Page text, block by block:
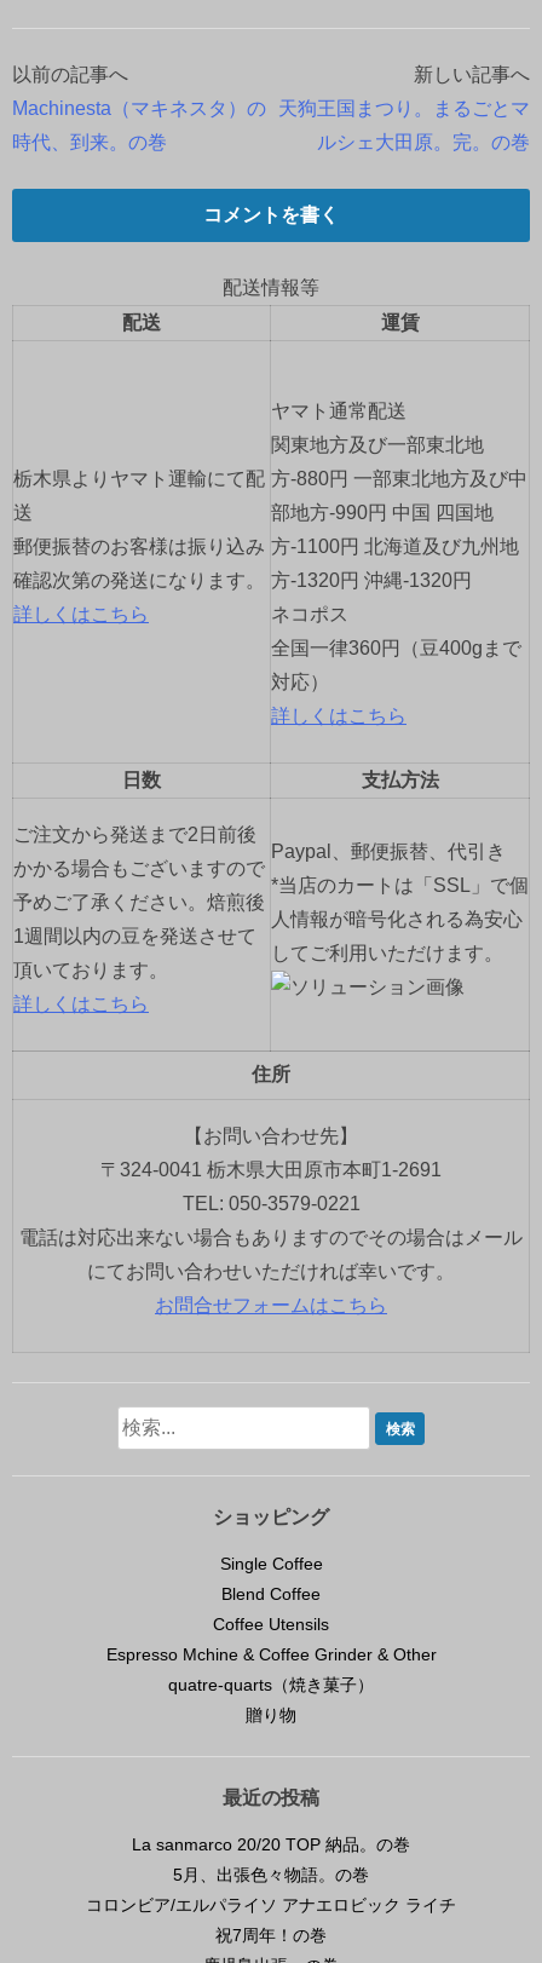
投
稿
ナ
ビ
ー
ン
以前の記事へ
Machinesta（マキネスタ）の
時代、到来。の巻
新しい記事へ
天狗王国まつり。まるごとマ
ルシェ大田原。完。の巻
コメントを書く
配送情報等
配送
運賃
栃木県よりヤマト運輸にて配
送
郵便振替のお客様は振り込み
確認次第の発送になります。
詳しくはこちら
ヤマト通常配送
関東地方及び一部東北地
方-880円 一部東北地方及び中
部地方-990円 中国 四国地
方-1100円 北海道及び九州地
方-1320円 沖縄-1320円
ネコポス
全国一律360円（豆400gまで
対応）
詳しくはこちら
日数 支払方法
ご注文から発送まで2日前後
かかる場合もございますので
予めご了承ください。焙煎後
1週間以内の豆を発送させて
頂いております。
詳しくはこちら
Paypal、郵便振替、代引き
*当店のカートは「SSL」で個
人情報が暗号化される為安心
してご利用いただけます。
住所
【お問い合わせ先】
〒324-0041 栃木県大田原市本町1-2691
TEL: 050-3579-0221
電話は対応出来ない場合もありますのでその場合はメール
にてお問い合わせいただければ幸いです。
お問合せフォームはこちら
ショッピング
Single Coffee
Blend Coffee
Coffee Utensils
Espresso Mchine & Coffee Grinder & Other
quatre-quarts（焼き菓子）
贈り物
最近の投稿
La sanmarco 20/20 TOP 納品。の巻
5月、出張色々物語。の巻
コロンビア/エルパライソ アナエロビック ライチ
祝7周年！の巻